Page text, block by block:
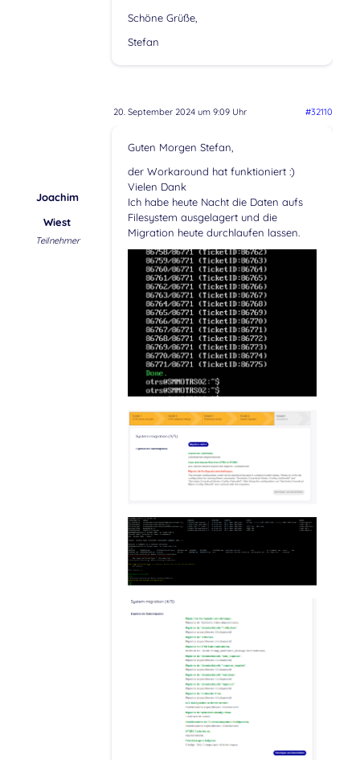
Schöne Grüße,
Stefan
20. September 2024 um 9:09 Uhr #32110
Joachim
Wiest
Teilnehmer
Guten Morgen Stefan,
der Workaround hat funktioniert :)
Vielen Dank
Ich habe heute Nacht die Daten aufs
Filesystem ausgelagert und die
Migration heute durchlaufen lassen.